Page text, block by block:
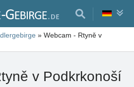
» Webcam - Rtyně v
v Podkrkonoší